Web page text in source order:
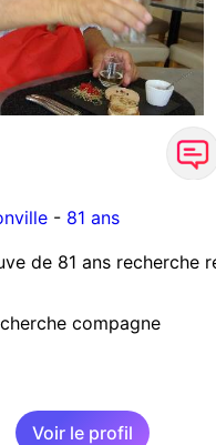
- 81 ans
de 81 ans recherche
compagne
Voir le profil